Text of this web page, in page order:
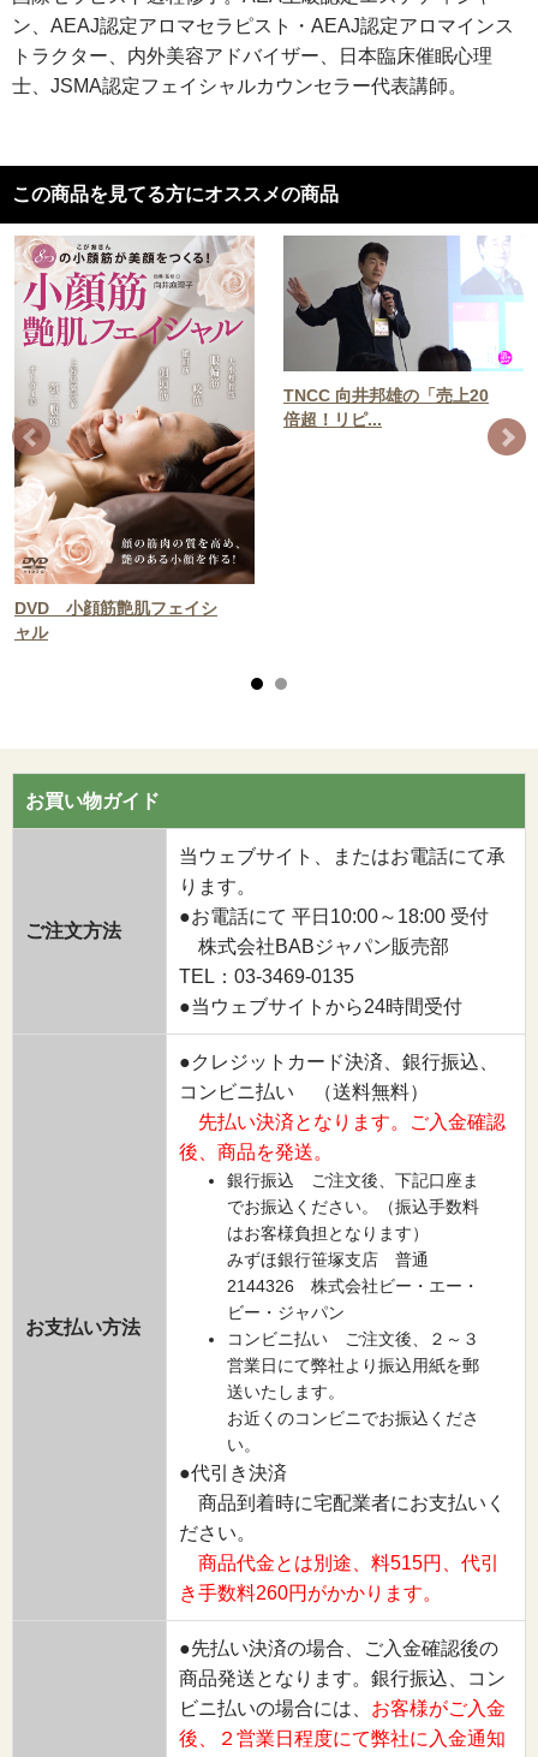
ン、AEAJ認定アロマセラピスト・AEAJ認定アロマインス
トラクター、内外美容アドバイザー、日本臨床催眠心理
士、JSMA認定フェイシャルカウンセラー代表講師。
この商品を見てる方にオススメの商品
DVD 小顔筋艶肌フェイシ
ャル
TNCC 向井邦雄の「売上20
倍超！リピ...
お買い物ガイド
ご注文方法
当ウェブサイト、またはお電話にて承
ります。
●お電話にて 平日10:00～18:00 受付
株式会社BABジャパン販売部
TEL：03-3469-0135
●当ウェブサイトから24時間受付
お支払い方法
●クレジットカード決済、銀行振込、
コンビニ払い （送料無料）
先払い決済となります。ご入金確認
後、商品を発送。
銀行振込 ご注文後、下記口座ま
でお振込ください。（振込手数料
はお客様負担となります）
みずほ銀行笹塚支店 普通
2144326 株式会社ビー・エー・
ビー・ジャパン
コンビニ払い ご注文後、２～３
営業日にて弊社より振込用紙を郵
送いたします。
お近くのコンビニでお振込くださ
い。
●代引き決済
商品到着時に宅配業者にお支払いく
ださい。
商品代金とは別途、料515円、代引
き手数料260円がかかります。
●先払い決済の場合、ご入金確認後の
商品発送となります。銀行振込、コン
ビニ払いの場合には、 お客様がご入金
後、２営業日程度にて弊社に入金通知